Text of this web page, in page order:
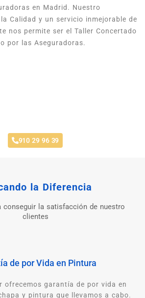
en Madrid. Nuestro
Calidad y un servicio inmejorable de
nos permite ser el Taller Concertado
por las Aseguradoras.
910 29 96 39
la Diferencia
conseguir la satisfacción de nuestro
clientes
de por Vida en Pintura
ofrecemos garantía de por vida en
y pintura que llevamos a cabo.